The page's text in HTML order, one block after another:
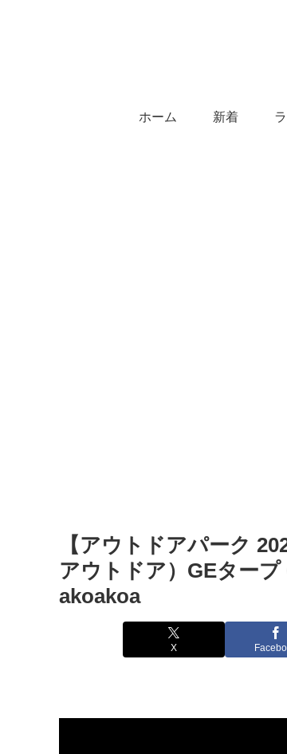
ホーム 新着
【アウトドアパーク
アウトドア）GEター
akoakoa
X